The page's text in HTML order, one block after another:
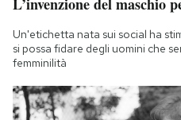
L’invenzione del maschio
Un'etichetta nata sui social ha
si possa fidare degli uomini che
femminilità